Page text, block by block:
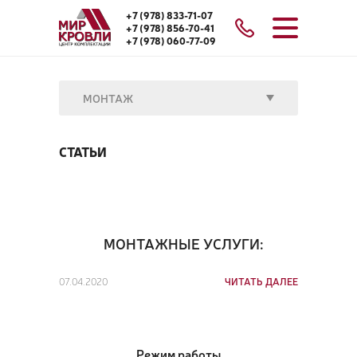
+7 (978) 833-71-07
+7 (978) 856-70-41
+7 (978) 060-77-09
МОНТАЖ
СТАТЬИ
МОНТАЖНЫЕ УСЛУГИ:
07.04.2020 ЧИТАТЬ ДАЛЕЕ